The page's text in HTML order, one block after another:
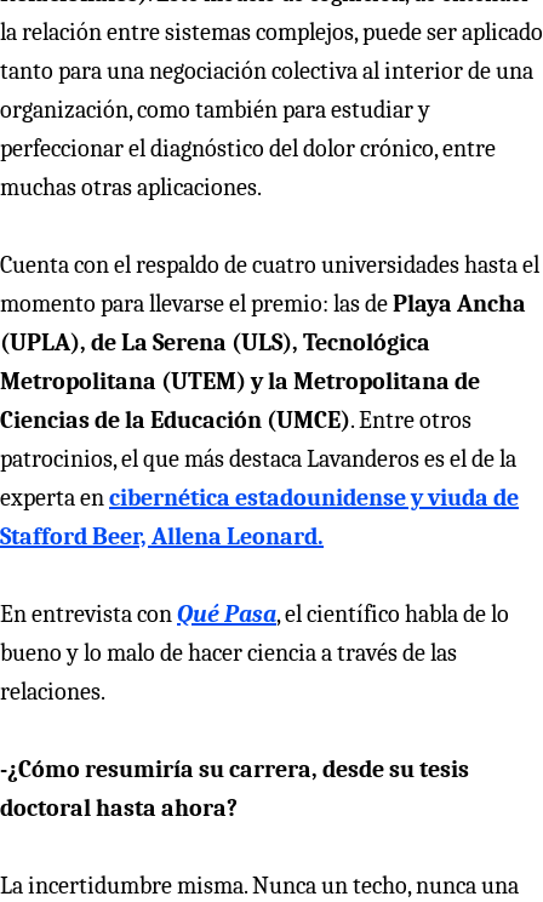
la relación entre sistemas complejos, puede ser aplicado
tanto para una negociación colectiva al interior de una
organización, como también para estudiar y
perfeccionar el diagnóstico del dolor crónico, entre
muchas otras aplicaciones.
Cuenta con el respaldo de cuatro universidades hasta el
momento para llevarse el premio: las dePlaya Ancha
(UPLA), de La Serena (ULS), Tecnológica
Metropolitana (UTEM) y la Metropolitana de
Ciencias de la Educación (UMCE). Entre otros
patrocinios, el que más destaca Lavanderos es el de la
experta encibernética estadounidense y viuda de
Stafford Beer, Allena Leonard.
En entrevista conQué Pasa, el científico habla de lo
bueno y lo malo de hacer ciencia a través de las
relaciones.
-¿Cómo resumiría su carrera, desde su tesis
doctoral hasta ahora?
La incertidumbre misma. Nunca un techo, nunca una